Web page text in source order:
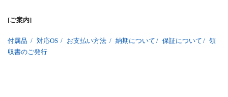
[ご案内]
付属品 / 対応OS / お支払い方法 / 納期について / 保証について / 領
収書のご発行